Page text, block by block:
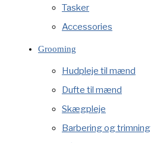
Tasker
Accessories
Grooming
Hudpleje til mænd
Dufte til mænd
Skægpleje
Barbering og trimning